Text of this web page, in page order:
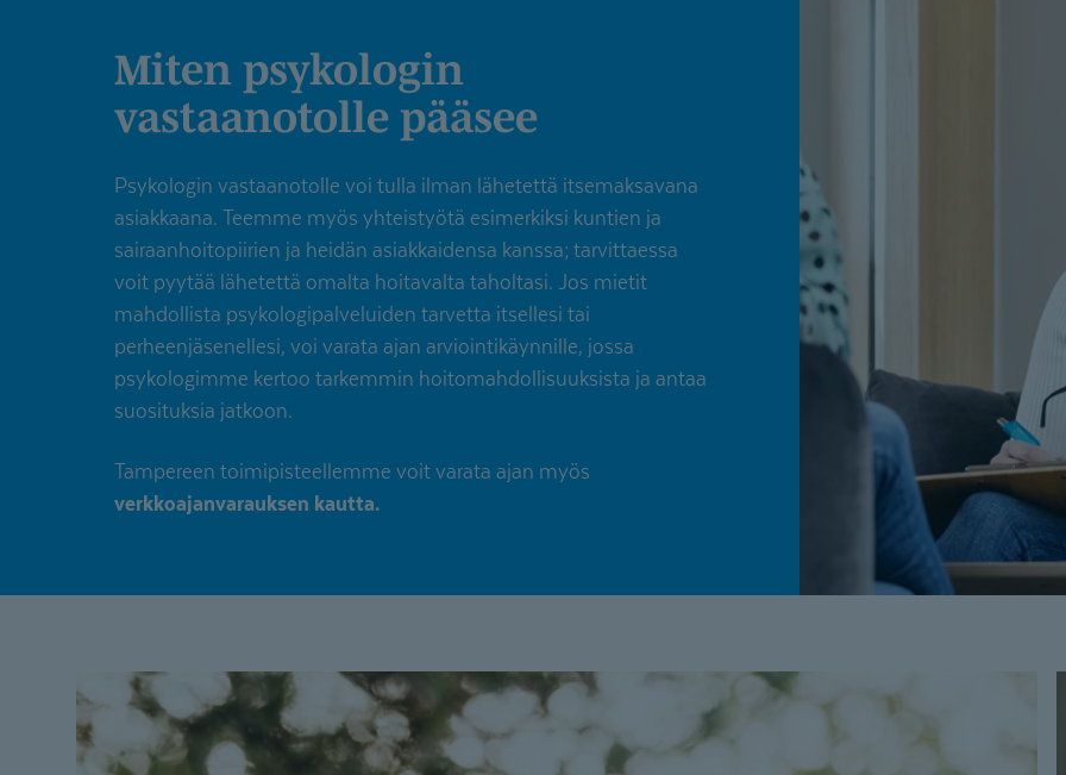
Miten psykologin
vastaanotolle pääsee
Psykologin vastaanotolle voi tulla ilman lähetettä itsemaksavana
asiakkaana. Teemme myös yhteistyötä esimerkiksi kuntien ja
sairaanhoitopiirien ja heidän asiakkaidensa kanssa; tarvittaessa
voit pyytää lähetettä omalta hoitavalta taholtasi. Jos mietit
mahdollista psykologipalveluiden tarvetta itsellesi tai
perheenjäsenellesi, voi varata ajan arviointikäynnille, jossa
psykologimme kertoo tarkemmin hoitomahdollisuuksista ja antaa
suosituksia jatkoon.
Tampereen toimipisteellemme voit varata ajan myös
verkkoajanvarauksen kautta.